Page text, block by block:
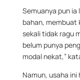
Semuanya pun ia
bahan, membuat
sekali tidak ragu
belum punya
modal nekat,”
Namun, usaha